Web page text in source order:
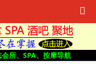
所、SPA、按摩导航